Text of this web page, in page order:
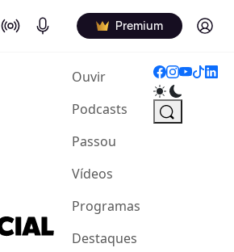
On Air Podcasts Premium Log in
Ouvir(current)
Podcasts
Passou
Vídeos
Programas
Destaques